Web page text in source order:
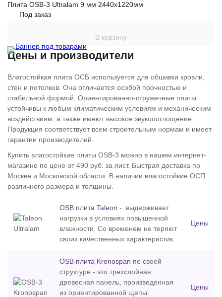
Плита OSB-3 Ultralam 9 мм 2440х1220мм
Под заказ
В корзину
Цены и производители
Влагостойкая плита ОСБ используется для обшивки кровли,
стен и потолков. Она отличается особой прочностью и
стабильной формой. Ориентированно-стружечные плиты
устойчивы к любым климатическим условиям и механическим
воздействиям, а также имеют высокое звукопоглощение.
Продукция соответствует всем строительным нормам и имеет
гарантии производителей.
Купить влагостойкие плиты OSB-3 можно в нашем интернет-
магазине по цене от 490 руб. за лист. Быстрая доставка по
Москве и Московской области. В наличии влагостойкие ОСП
различного размера и толщины.
OSB плита Taleon - выдерживает
нагрузки в условиях повышенной
влажности. Со временем не теряют
своих качественных характеристик.
Цены
OSB плита Kronospan по своей
структуре - это трехслойная
древесная панель, произведенная
из ориентированной щепы.
Цены